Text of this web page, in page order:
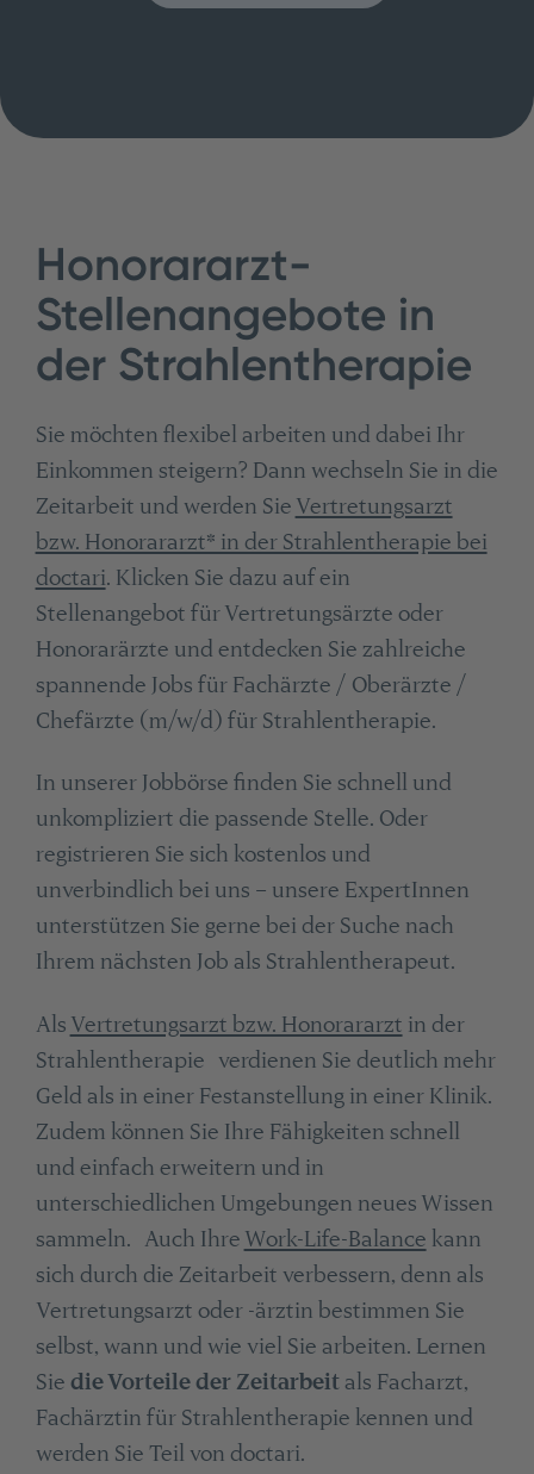
Honorararzt-
Stellenangebote in
der Strahlentherapie
Sie möchten flexibel arbeiten und dabei Ihr
Einkommen steigern? Dann wechseln Sie in die
Zeitarbeit und werden Sie Vertretungsarzt
bzw. Honorararzt* in der Strahlentherapie bei
doctari. Klicken Sie dazu auf ein
Stellenangebot für Vertretungsärzte oder
Honorarärzte und entdecken Sie zahlreiche
spannende Jobs für Fachärzte / Oberärzte /
Chefärzte (m/w/d) für Strahlentherapie.
In unserer Jobbörse finden Sie schnell und
unkompliziert die passende Stelle. Oder
registrieren Sie sich kostenlos und
unverbindlich bei uns – unsere ExpertInnen
unterstützen Sie gerne bei der Suche nach
Ihrem nächsten Job als Strahlentherapeut.
Als Vertretungsarzt bzw. Honorararzt in der
Strahlentherapie verdienen Sie deutlich mehr
Geld als in einer Festanstellung in einer Klinik.
Zudem können Sie Ihre Fähigkeiten schnell
und einfach erweitern und in
unterschiedlichen Umgebungen neues Wissen
sammeln. Auch Ihre Work-Life-Balance kann
sich durch die Zeitarbeit verbessern, denn als
Vertretungsarzt oder -ärztin bestimmen Sie
selbst, wann und wie viel Sie arbeiten. Lernen
Sie die Vorteile der Zeitarbeitals Facharzt,
Fachärztin für Strahlentherapie kennen und
werden Sie Teil von doctari.